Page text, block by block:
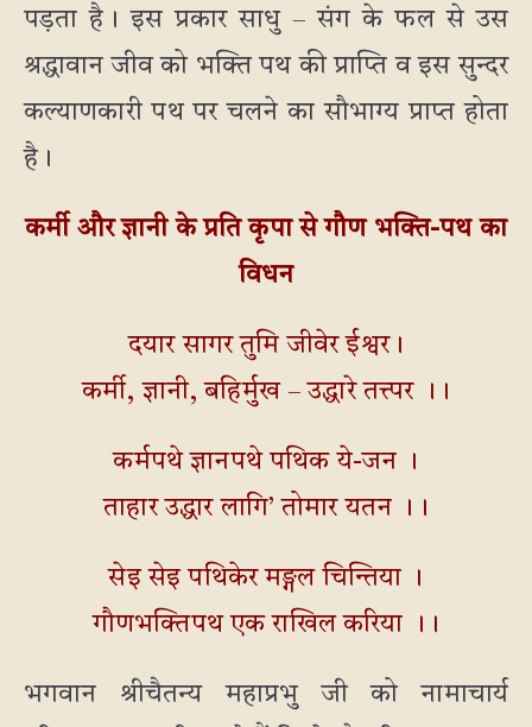
पड़ता है। इस प्रकार साधु – संग के फल से उस
श्रद्धावान जीव को भक्ति पथ की प्राप्ति व इस सुन्दर
कल्याणकारी पथ पर चलने का सौभाग्य प्राप्त होता
है।
कर्मी और ज्ञानी के प्रति कृपा से गौण भक्ति-पथ का
विधन
दयार सागर तुमि जीवेर ईश्वर।
कर्मी, ज्ञानी, बहिर्मुख – उद्धारे तत्त्पर ।।
कर्मपथे ज्ञानपथे पथिक ये-जन ।
ताहार उद्धार लागि’ तोमार यतन ।।
सेइ सेइ पथिकेर मङ्गल चिन्तिया ।
गौणभक्तिपथ एक राखिल करिया ।।
भगवान श्रीचैतन्य महाप्रभु जी को नामाचार्य